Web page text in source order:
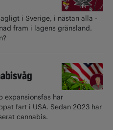
i ­Sverige, i nästan alla
fram i lagens gränsland.
expansionsfas har
fart i USA. Sedan 2023 har
cannabis.